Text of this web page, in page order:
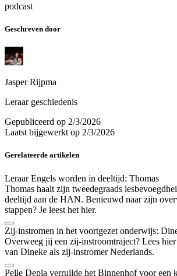
podcast
Geschreven door
Jasper Rijpma
Leraar geschiedenis
Gepubliceerd op 2/3/2026
Laatst bijgewerkt op 2/3/2026
Gerelateerde artikelen
Leraar Engels worden in deeltijd: Thomas
Thomas haalt zijn tweedegraads
deeltijd aan de HAN. Benieuwd naar zijn
stappen? Je leest het hier.
Zij-instromen in het voortgezet onderwijs:
Overweeg jij een zij-instroomtraject? Lees
van Dineke als zij-instromer Nederlands.
Pelle Depla verruilde het Binnenhof voor een